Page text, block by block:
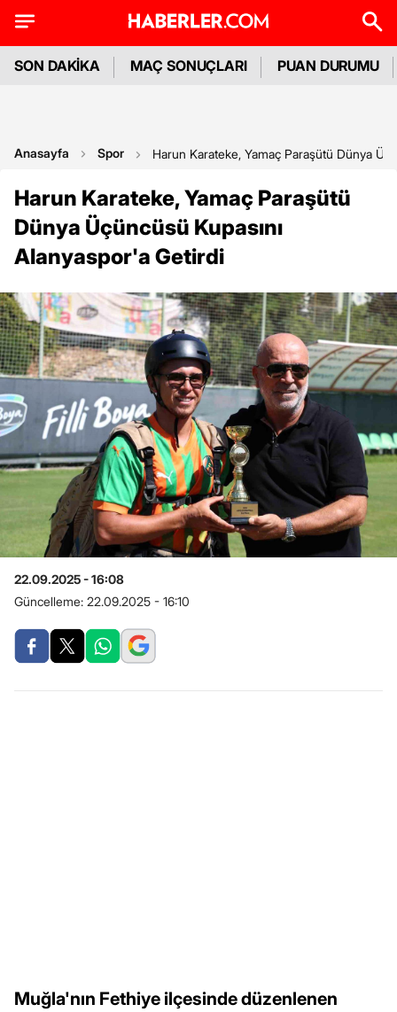
SON DAKİKA MAÇ SONUÇLARI PUAN DURUMU
Anasayfa Spor Harun Karateke, Yamaç Paraşütü Dünya
Harun Karateke, Yamaç Paraşütü
Dünya Üçüncüsü Kupasını
Alanyaspor'a Getirdi
22.09.2025 - 16:08
Güncelleme: 22.09.2025 - 16:10
Muğla'nın Fethiye ilçesinde düzenlenen